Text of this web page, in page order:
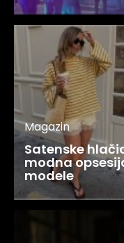
Magazin
Satenske
modna
modele